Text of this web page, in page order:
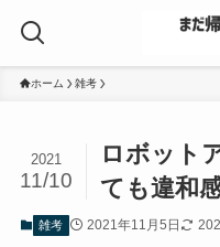
ホーム 雑考
ロボット
ても違和
2021
11/10
雑考 2021年11月5日